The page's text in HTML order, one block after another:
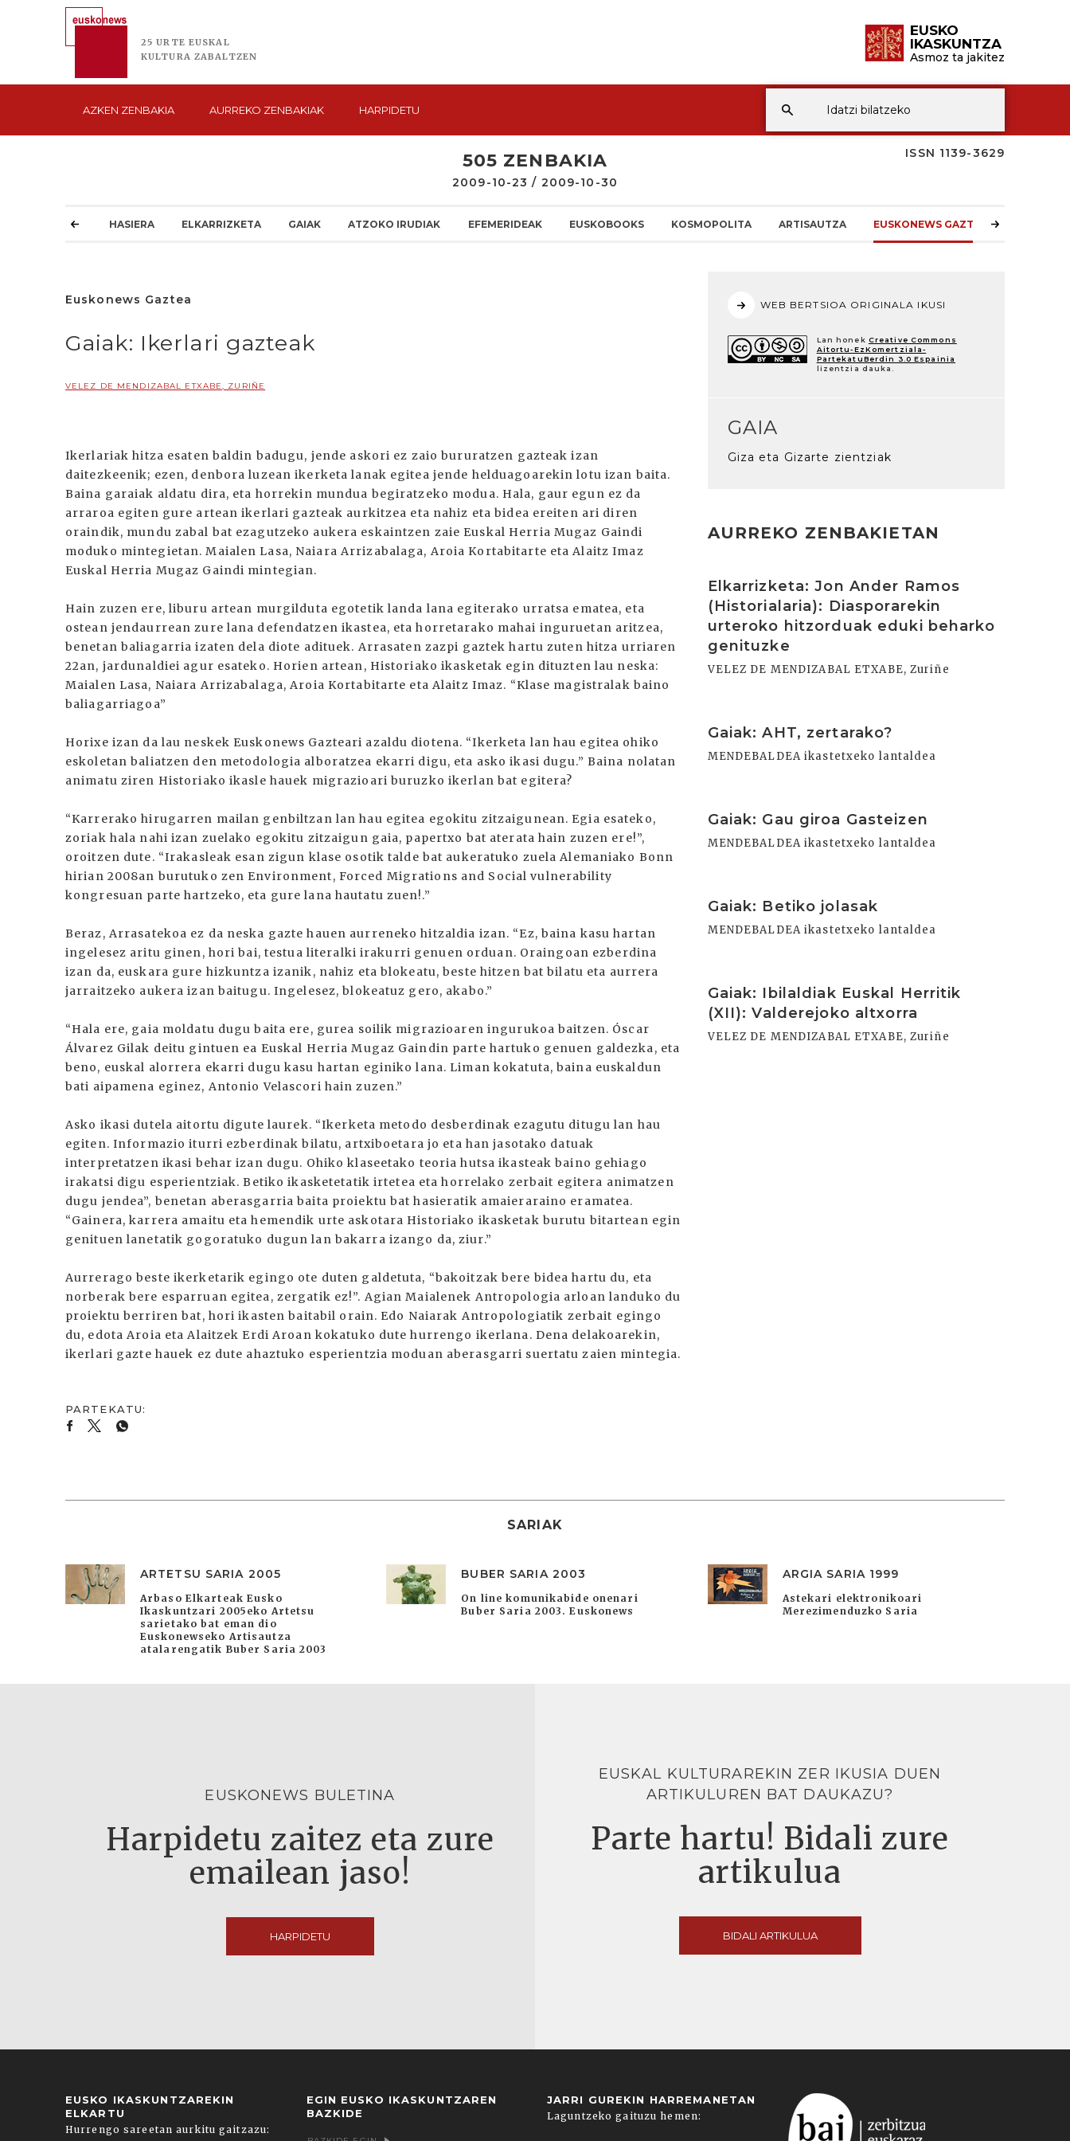
25 URTE EUSKAL
KULTURA ZABALTZEN
EUSKO
IKASKUNTZA
Asmoz ta jakitez
AZKEN ZENBAKIA AURREKO ZENBAKIAK HARPIDETU
ISSN 1139-3629
505 ZENBAKIA
2009-10-23 / 2009-10-30
HASIERA ELKARRIZKETA GAIAK ATZOKO IRUDIAK EFEMERIDEAK EUSKOBOOKS KOSMOPOLITA ARTISAUTZA EUSKONEWS GAZTEA
Euskonews Gaztea
Gaiak: Ikerlari gazteak
VELEZ DE MENDIZABAL ETXABE, ZURIÑE
Ikerlariak hitza esaten baldin badugu, jende askori ez zaio bururatzen gazteak izan
daitezkeenik; ezen, denbora luzean ikerketa lanak egitea jende helduagoarekin lotu izan baita.
Baina garaiak aldatu dira, eta horrekin mundua begiratzeko modua. Hala, gaur egun ez da
arraroa egiten gure artean ikerlari gazteak aurkitzea eta nahiz eta bidea ereiten ari diren
oraindik, mundu zabal bat ezagutzeko aukera eskaintzen zaie Euskal Herria Mugaz Gaindi
moduko mintegietan. Maialen Lasa, Naiara Arrizabalaga, Aroia Kortabitarte eta Alaitz Imaz
Euskal Herria Mugaz Gaindi mintegian.
Hain zuzen ere, liburu artean murgilduta egotetik landa lana egiterako urratsa ematea, eta
ostean jendaurrean zure lana defendatzen ikastea, eta horretarako mahai inguruetan aritzea,
benetan baliagarria izaten dela diote adituek. Arrasaten zazpi gaztek hartu zuten hitza urriaren
22an, jardunaldiei agur esateko. Horien artean, Historiako ikasketak egin dituzten lau neska:
Maialen Lasa, Naiara Arrizabalaga, Aroia Kortabitarte eta Alaitz Imaz. “Klase magistralak baino
baliagarriagoa”
Horixe izan da lau neskek Euskonews Gazteari azaldu diotena. “Ikerketa lan hau egitea ohiko
eskoletan baliatzen den metodologia alboratzea ekarri digu, eta asko ikasi dugu.” Baina nolatan
animatu ziren Historiako ikasle hauek migrazioari buruzko ikerlan bat egitera?
“Karrerako hirugarren mailan genbiltzan lan hau egitea egokitu zitzaigunean. Egia esateko,
zoriak hala nahi izan zuelako egokitu zitzaigun gaia, papertxo bat aterata hain zuzen ere!”,
oroitzen dute. “Irakasleak esan zigun klase osotik talde bat aukeratuko zuela Alemaniako Bonn
hirian 2008an burutuko zen Environment, Forced Migrations and Social vulnerability
kongresuan parte hartzeko, eta gure lana hautatu zuen!.”
Beraz, Arrasatekoa ez da neska gazte hauen aurreneko hitzaldia izan. “Ez, baina kasu hartan
ingelesez aritu ginen, hori bai, testua literalki irakurri genuen orduan. Oraingoan ezberdina
izan da, euskara gure hizkuntza izanik, nahiz eta blokeatu, beste hitzen bat bilatu eta aurrera
jarraitzeko aukera izan baitugu. Ingelesez, blokeatuz gero, akabo.”
“Hala ere, gaia moldatu dugu baita ere, gurea soilik migrazioaren ingurukoa baitzen. Óscar
Álvarez Gilak deitu gintuen ea Euskal Herria Mugaz Gaindin parte hartuko genuen galdezka, eta
beno, euskal alorrera ekarri dugu kasu hartan eginiko lana. Liman kokatuta, baina euskaldun
bati aipamena eginez, Antonio Velascori hain zuzen.”
Asko ikasi dutela aitortu digute laurek. “Ikerketa metodo desberdinak ezagutu ditugu lan hau
egiten. Informazio iturri ezberdinak bilatu, artxiboetara jo eta han jasotako datuak
interpretatzen ikasi behar izan dugu. Ohiko klaseetako teoria hutsa ikasteak baino gehiago
irakatsi digu esperientziak. Betiko ikasketetatik irtetea eta horrelako zerbait egitera animatzen
dugu jendea”, benetan aberasgarria baita proiektu bat hasieratik amaieraraino eramatea.
“Gainera, karrera amaitu eta hemendik urte askotara Historiako ikasketak burutu bitartean egin
genituen lanetatik gogoratuko dugun lan bakarra izango da, ziur.”
Aurrerago beste ikerketarik egingo ote duten galdetuta, “bakoitzak bere bidea hartu du, eta
norberak bere esparruan egitea, zergatik ez!”. Agian Maialenek Antropologia arloan landuko du
proiektu berriren bat, hori ikasten baitabil orain. Edo Naiarak Antropologiatik zerbait egingo
du, edota Aroia eta Alaitzek Erdi Aroan kokatuko dute hurrengo ikerlana. Dena delakoarekin,
ikerlari gazte hauek ez dute ahaztuko esperientzia moduan aberasgarri suertatu zaien mintegia.
WEB BERTSIOA ORIGINALA IKUSI
Lan honek Creative Commons
Aitortu-EzKomertziala-
PartekatuBerdin 3.0 Espainia
lizentzia dauka.
GAIA
Giza eta Gizarte zientziak
AURREKO ZENBAKIETAN
Elkarrizketa: Jon Ander Ramos
(Historialaria): Diasporarekin
urteroko hitzorduak eduki beharko
genituzke
VELEZ DE MENDIZABAL ETXABE, Zuriñe
Gaiak: AHT, zertarako?
MENDEBALDEA ikastetxeko lantaldea
Gaiak: Gau giroa Gasteizen
MENDEBALDEA ikastetxeko lantaldea
Gaiak: Betiko jolasak
MENDEBALDEA ikastetxeko lantaldea
Gaiak: Ibilaldiak Euskal Herritik
(XII): Valderejoko altxorra
VELEZ DE MENDIZABAL ETXABE, Zuriñe
SARIAK
ARTETSU SARIA 2005
Arbaso Elkarteak Eusko
Ikaskuntzari 2005eko Artetsu
sarietako bat eman dio
Euskonewseko Artisautza
atalarengatik Buber Saria 2003
BUBER SARIA 2003
On line komunikabide onenari
Buber Saria 2003. Euskonews
ARGIA SARIA 1999
Astekari elektronikoari
Merezimenduzko Saria
EUSKONEWS BULETINA
Harpidetu zaitez eta zure
emailean jaso!
HARPIDETU
EUSKAL KULTURAREKIN ZER IKUSIA DUEN
ARTIKULUREN BAT DAUKAZU?
Parte hartu! Bidali zure
artikulua
BIDALI ARTIKULUA
EUSKO IKASKUNTZAREKIN
ELKARTU
Hurrengo sareetan aurkitu gaitzazu:
EGIN EUSKO IKASKUNTZAREN
BAZKIDE
JARRI GUREKIN HARREMANETAN
Laguntzeko gaituzu hemen: